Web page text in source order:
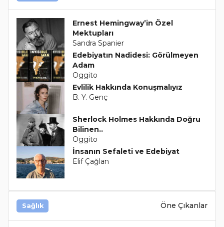
Ernest Hemingway’in Özel
Mektupları
Sandra Spanier
Edebiyatın Nadidesi: Görülmeyen
Adam
Oggito
Evlilik Hakkında Konuşmalıyız
B. Y. Genç
Sherlock Holmes Hakkında Doğru
Bilinen..
Oggito
İnsanın Sefaleti ve Edebiyat
Elif Çağlan
Sağlık Öne Çıkanlar